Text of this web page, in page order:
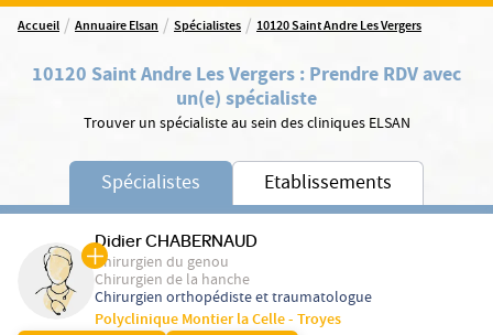
Accueil / Annuaire Elsan / Spécialistes / 10120 Saint Andre Les Vergers
10120 Saint Andre Les Vergers : Prendre RDV avec
un(e) spécialiste
Trouver un spécialiste au sein des cliniques ELSAN
Spécialistes Etablissements
Didier CHABERNAUD
Chirurgien du genou
Chirurgien de la hanche
Chirurgien orthopédiste et traumatologue
Polyclinique Montier la Celle - Troyes